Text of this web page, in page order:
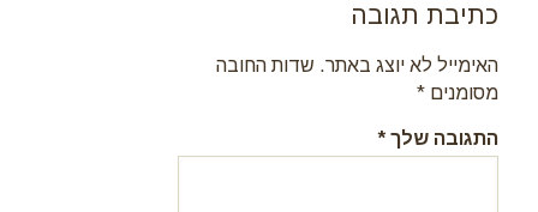
כתיבת תגובה
האימייל לא יוצג באתר. שדות החובה
מסומנים *
התגובה שלך *